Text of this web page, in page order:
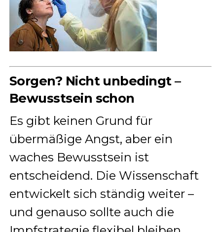
Sorgen? Nicht unbedingt –
Bewusstsein schon
Es gibt keinen Grund für
übermäßige Angst, aber ein
waches Bewusstsein ist
entscheidend. Die Wissenschaft
entwickelt sich ständig weiter –
und genauso sollte auch die